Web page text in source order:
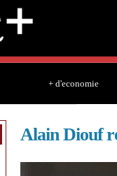
+ d'economie
Alain Diouf